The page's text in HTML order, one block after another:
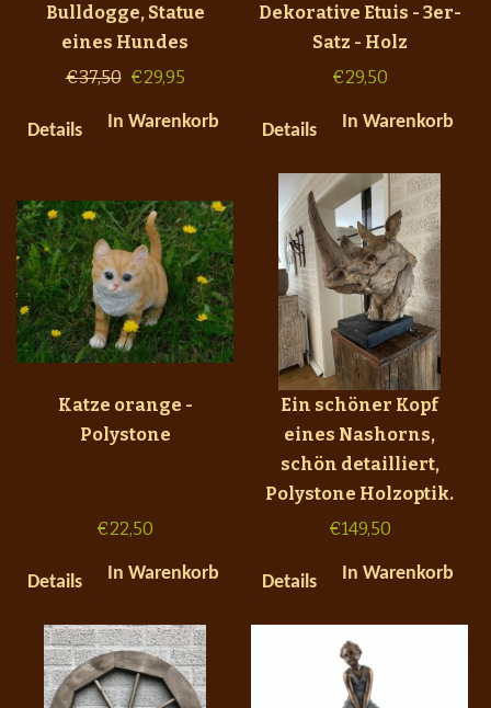
Bulldogge, Statue
eines Hundes
€37,50 €29,95
Details In Warenkorb
Dekorative Etuis - 3er-
Satz - Holz
€29,50
Details In Warenkorb
Katze orange -
Polystone
€22,50
Details In Warenkorb
Ein schöner Kopf
eines Nashorns,
schön detailliert,
Polystone Holzoptik.
€149,50
Details In Warenkorb